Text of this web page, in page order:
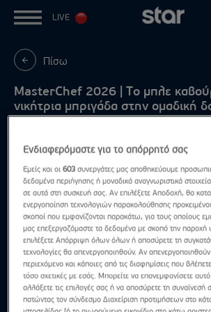
LIVE
Πίσω
MasterChef 2026 | Το μπλε
νικήτρια μπριγάδα στην ομαδική
Highlights
Ενδιαφερόμαστε για το απόρρητό σας
Εμείς και οι603 συνεργάτες μας αποθηκεύουμε
δεδομένα περιήγησης ή μοναδικά αναγνωριστικά
σε αυτά στη συσκευή σας. Αν επιλέξετε Αποδοχή, θα
ενεργοποίηση τεχνολογιών παρακολούθησης
σκοποί που εμφανίζονται παρακάτω, για τους οποίους
μας επεξεργαζόμαστε τα δεδομένα με σκοπό την παροχή
επιλέξετε Απόρριψη όλων όλων ή αποσύρετε τη
τεχνολογίες θα απενεργοποιηθούν. Αν απενεργοποιηθούν
περιεχόμενο και κάποιες από τις διαφημίσεις που
τόσο σχετικές με εσάς. Μπορείτε να επανεμφανίσετε
αλλάξετε τις επιλογές σας ή να αποσύρετε τη συναίνεσή
πατώντας τον σύνδεσμο Διαχείριση προτιμήσεων στο